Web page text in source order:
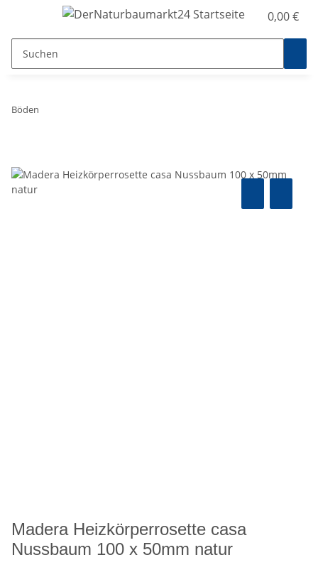
0,00 €
Böden
Madera Heizkörperrosette casa
Nussbaum 100 x 50mm natur